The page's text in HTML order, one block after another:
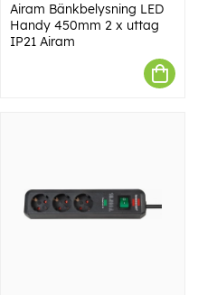
Airam Bänkbelysning LED
Handy 450mm 2 x uttag
IP21 Airam